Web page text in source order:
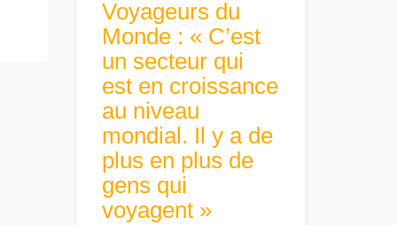
Voyageurs du
Monde : « C’est
un secteur qui
est en croissance
au niveau
mondial. Il y a de
plus en plus de
gens qui
voyagent »